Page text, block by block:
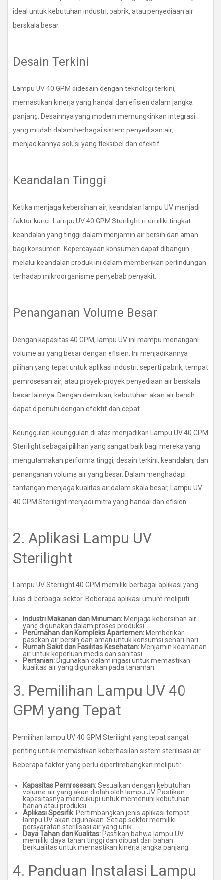
ideal untuk kebutuhan industri, pabrik, atau penyediaan air
berskala besar.
Desain Terkini
Lampu UV 40 GPM didesain dengan teknologi terkini,
memastikan kinerja yang handal dan efisien dalam jangka
panjang. Desainnya yang modern memungkinkan integrasi
yang mudah dalam berbagai sistem penyediaan air,
menjadikannya solusi yang fleksibel dan efektif.
Keandalan Tinggi
Ketika menjaga kebersihan air, keandalan lampu UV menjadi
faktor kunci. Lampu UV 40 GPM Sterilight memiliki tingkat
keandalan yang tinggi dalam menjamin air bersih dan aman
bagi konsumen. Kepercayaan konsumen dapat dibangun
melalui keandalan produk ini dalam memberikan perlindungan
terhadap mikroorganisme penyebab penyakit.
Penanganan Volume Besar
Dengan kapasitas 40 GPM, lampu UV ini mampu menangani
volume air yang besar dengan efisien. Ini menjadikannya
pilihan yang tepat untuk aplikasi industri, seperti pabrik, tempat
pemrosesan air, atau proyek-proyek penyediaan air berskala
besar lainnya. Dengan demikian, kebutuhan akan air bersih
dapat dipenuhi dengan efektif dan cepat.
Keunggulan-keunggulan di atas menjadikan Lampu UV 40 GPM
Sterilight sebagai pilihan yang sangat baik bagi mereka yang
mengutamakan performa tinggi, desain terkini, keandalan, dan
penanganan volume air yang besar. Dalam menghadapi
tantangan menjaga kualitas air dalam skala besar, Lampu UV
40 GPM Sterilight menjadi mitra yang handal dan efisien.
2. Aplikasi Lampu UV
Sterilight
Lampu UV Sterilight 40 GPM memiliki berbagai aplikasi yang
luas di berbagai sektor. Beberapa aplikasi umum meliputi:
Industri Makanan dan Minuman: Menjaga kebersihan air
yang digunakan dalam proses produksi.
Perumahan dan Kompleks Apartemen: Memberikan
pasokan air bersih dan aman untuk konsumsi sehari-hari.
Rumah Sakit dan Fasilitas Kesehatan: Menjamin keamanan
air untuk keperluan medis dan sanitasi.
Pertanian: Digunakan dalam irigasi untuk memastikan
kualitas air yang digunakan pada tanaman.
3. Pemilihan Lampu UV 40
GPM yang Tepat
Pemilihan lampu UV 40 GPM Sterilight yang tepat sangat
penting untuk memastikan keberhasilan sistem sterilisasi air.
Beberapa faktor yang perlu dipertimbangkan meliputi:
Kapasitas Pemrosesan:Sesuaikan dengan kebutuhan
volume air yang akan diolah oleh lampu UV. Pastikan
kapasitasnya mencukupi untuk memenuhi kebutuhan
harian atau produksi.
Aplikasi Spesifik: Pertimbangkan jenis aplikasi tempat
lampu UV akan digunakan. Setiap sektor memiliki
persyaratan sterilisasi air yang unik.
Daya Tahan dan Kualitas: Pastikan bahwa lampu UV
memiliki daya tahan tinggi dan dibuat dari bahan
berkualitas untuk memastikan kinerja jangka panjang.
4. Panduan Instalasi Lampu